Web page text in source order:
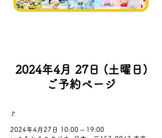
2024年4月 27日 (土曜日)
ご予約ページ
🚩
2024年4月27日 10:00 – 19:00